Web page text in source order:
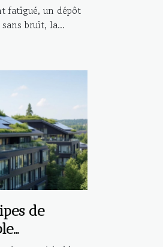
fatigué, un dépôt
bruit, la...
de